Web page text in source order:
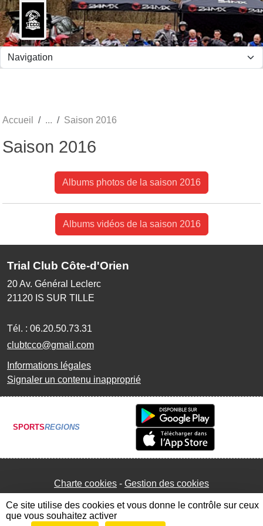
Accueil Saison 2016
Saison 2016
Albums photos de la saison 2016
Albums vidéos de la saison 2016
Trial Club Côte-d'Orien
20 Av. Général Leclerc
21120 IS SUR TILLE
Tél. : 06.20.50.73.31
clubtcco@gmail.com
Informations légales
Signaler un contenu inapproprié
SPORTSREGIONS
Charte cookies Gestion des cookies
Panneau de gestion des cookies
Ce site utilise des cookies et vous donne le contrôle sur ceux
que vous souhaitez activer